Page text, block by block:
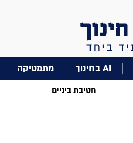
AI בחינוך מתמטיקה
חטיבת ביניים